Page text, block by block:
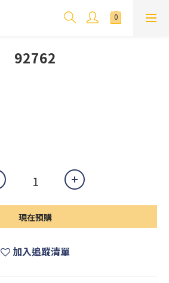
92762
現在預購
加入追蹤清單